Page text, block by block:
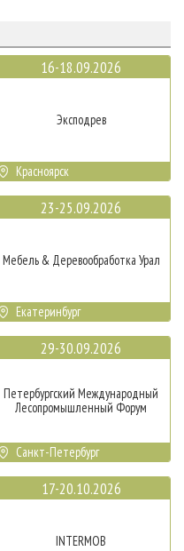
16-18.09.2026
Эксподрев
Красноярск
23-25.09.2026
Мебель & Деревообработка Урал
Екатеринбург
29-30.09.2026
Петербургский Международный
Лесопромышленный Форум
Санкт-Петербург
17-20.10.2026
INTERMOB